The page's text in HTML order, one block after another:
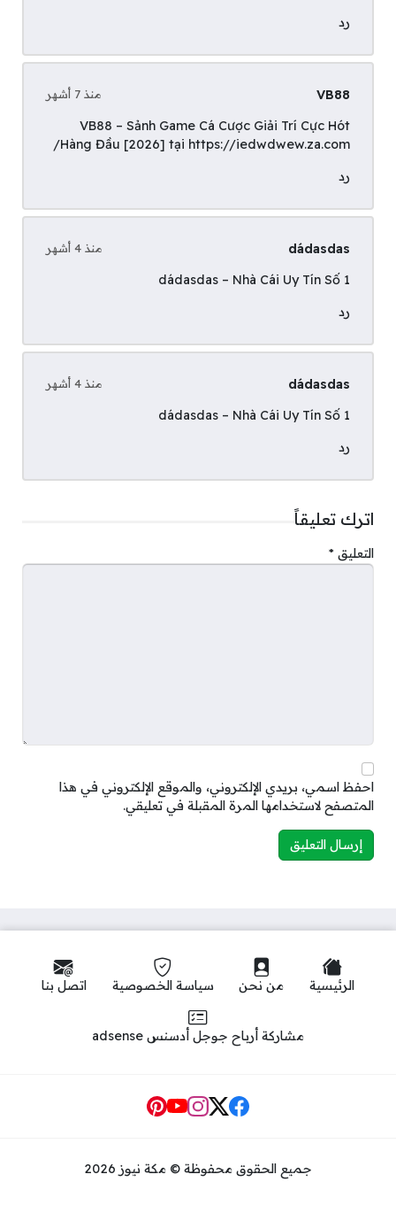
رد
VB88 منذ 7 أشهر
VB88 – Sảnh Game Cá Cược Giải Trí Cực Hót
Hàng Đầu [2026] tại https://iedwdwew.za.com/
رد
dádasdas منذ 4 أشهر
dádasdas – Nhà Cái Uy Tín Số 1
رد
dádasdas منذ 4 أشهر
dádasdas – Nhà Cái Uy Tín Số 1
رد
اترك تعليقاً
التعليق *
احفظ اسمي، بريدي الإلكتروني، والموقع الإلكتروني في هذا
المتصفح لاستخدامها المرة المقبلة في تعليقي.
الرئيسية من نحن سياسة الخصوصية اتصل بنا
مشاركة أرباح جوجل أدسنس adsense
Social Links
جميع الحقوق محفوظة © مكة نيوز 2026